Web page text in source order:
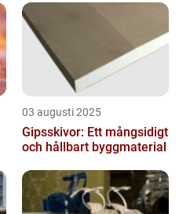
03 augusti 2025
Gipsskivor: Ett mångsidigt
och hållbart byggmaterial